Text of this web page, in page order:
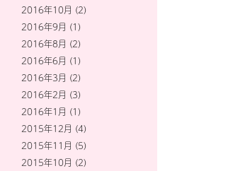
2016年10月 (2)
2016年9月 (1)
2016年8月 (2)
2016年6月 (1)
2016年3月 (2)
2016年2月 (3)
2016年1月 (1)
2015年12月 (4)
2015年11月 (5)
2015年10月 (2)